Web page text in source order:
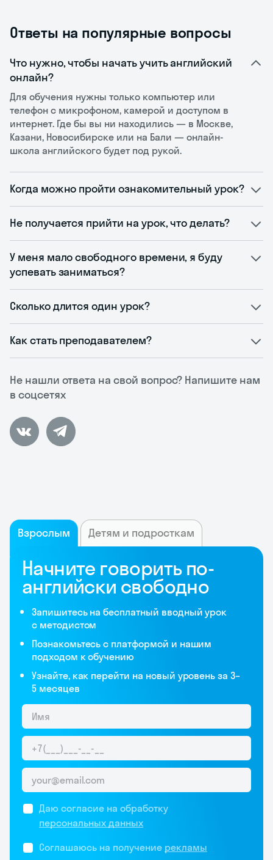
Ответы на популярные вопросы
Не нашли ответа на свой вопрос? Напишите нам
в соцсетях
Что нужно, чтобы начать учить английский
онлайн?
Для обучения нужны только компьютер или
телефон с микрофоном, камерой и доступом в
интернет. Где бы вы ни находились — в Москве,
Казани, Новосибирске или на Бали — онлайн-
школа английского будет под рукой.
Когда можно пройти ознакомительный урок?
Не получается прийти на урок, что делать?
У меня мало свободного времени, я буду
успевать заниматься?
Сколько длится один урок?
Как стать преподавателем?
Взрослым Детям и подросткам
Начните говорить по-
английски свободно
Запишитесь на бесплатный вводный урок
с методистом
Познакомьтесь с платформой и нашим
подходом к обучению
Узнайте, как перейти на новый уровень за 3–
5 месяцев
Даю согласие на обработку
персональных данных
Соглашаюсь на получение рекламы